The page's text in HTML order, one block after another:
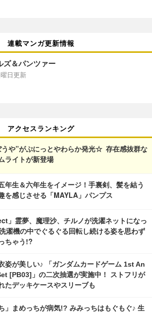
連載マンガ更新情報
ズ＆パンツァー
日更新
アクセスランキング
うや”がぷにっとやわらか発光☆ 存在感抜群な
ライトが新登場
年生＆六年生をイメージ！手裏剣、髪を結う
を感じさせる「MAYLA」パンプス
」霊夢、魔理沙、チルノが洗濯ネットになっ
濯機の中でぐるぐる回転し続ける姿を思わず
ちゃう!?
姿が美しい♪ 「ガンダムカードゲーム 1st An
[PB03]」の二次抽選が実施中！ ストフリが
たデッキケースやスリーブも
」まめっちが病気!? みみっちはもぐもぐ♪ 生